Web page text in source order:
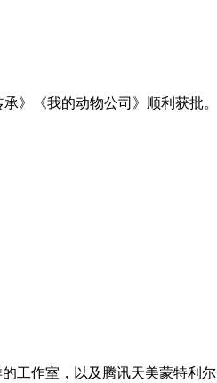
》《我的动物公司》顺利获批。
工作室，以及腾讯天美蒙特利尔